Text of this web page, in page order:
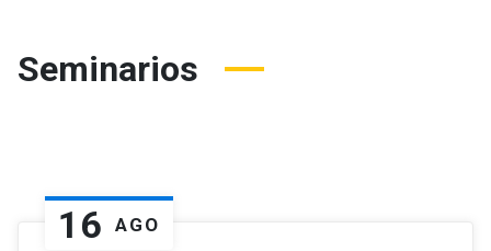
Seminarios
16 AGO